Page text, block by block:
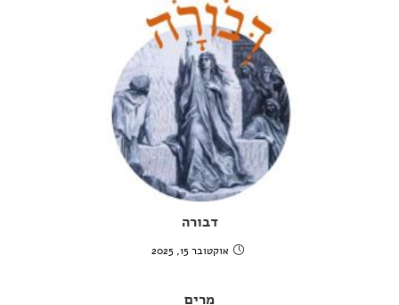
דבורה
אוקטובר 15, 2025
מִרְיָם